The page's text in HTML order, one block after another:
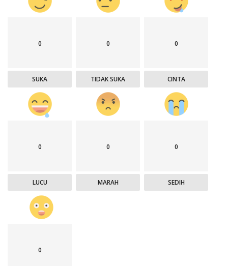
0
SUKA
0
TIDAK SUKA
0
CINTA
0
LUCU
0
MARAH
0
SEDIH
0